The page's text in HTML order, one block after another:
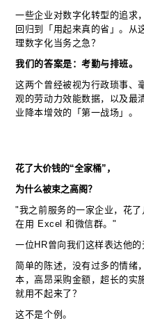
一些企业对数字化转型的追求
回归到「用起来真的省」。从
理数字化当务之急？
我们的答案是：考勤与排班。
这两个曾经被视为行政琐事、
观的劳动力效能数据，以及最
业降本增效的「第一战场」。
花了大价钱的“全家桶”，
为什么被束之高阁？
"我之前服务的一家企业，花
在用 Excel 和微信群。"
一位HR曾向我们这样表达他的
简单的陈述，没有过多的情绪
本，高昂采购金额，超长的
就用不起来了？
这不是个例。